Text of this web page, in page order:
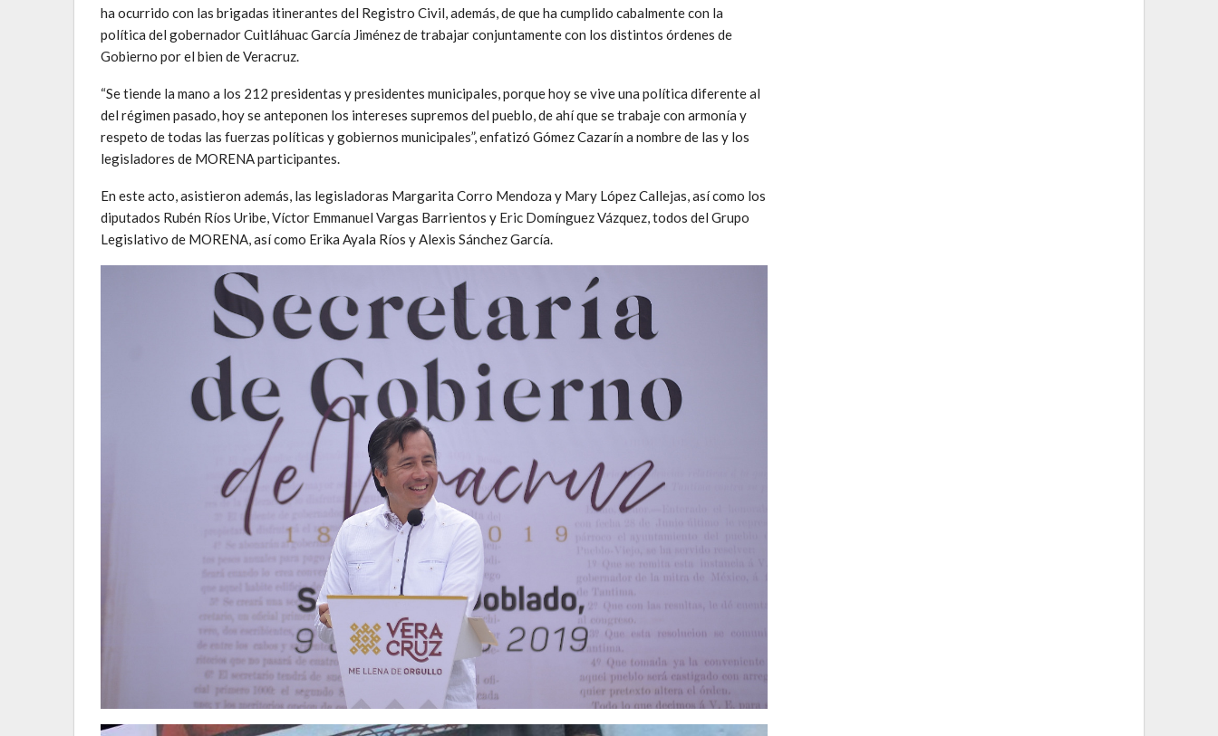
ha ocurrido con las brigadas itinerantes del Registro Civil, además, de que ha cumplido cabalmente con la
política del gobernador Cuitláhuac García Jiménez de trabajar conjuntamente con los distintos órdenes de
Gobierno por el bien de Veracruz.
“Se tiende la mano a los 212 presidentas y presidentes municipales, porque hoy se vive una política diferente al
del régimen pasado, hoy se anteponen los intereses supremos del pueblo, de ahí que se trabaje con armonía y
respeto de todas las fuerzas políticas y gobiernos municipales”, enfatizó Gómez Cazarín a nombre de las y los
legisladores de MORENA participantes.
En este acto, asistieron además, las legisladoras Margarita Corro Mendoza y Mary López Callejas, así como los
diputados Rubén Ríos Uribe, Víctor Emmanuel Vargas Barrientos y Eric Domínguez Vázquez, todos del Grupo
Legislativo de MORENA, así como Erika Ayala Ríos y Alexis Sánchez García.